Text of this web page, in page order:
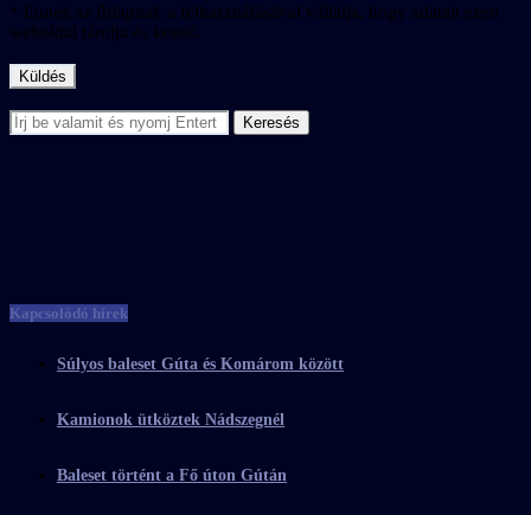
* Ennek az űrlapnak a felhasználásával vállalja, hogy adatait ezen
weboldal tárolja és kezeli.
Kapcsolódó hírek
Súlyos baleset Gúta és Komárom között
Kamionok ütköztek Nádszegnél
Baleset történt a Fő úton Gútán